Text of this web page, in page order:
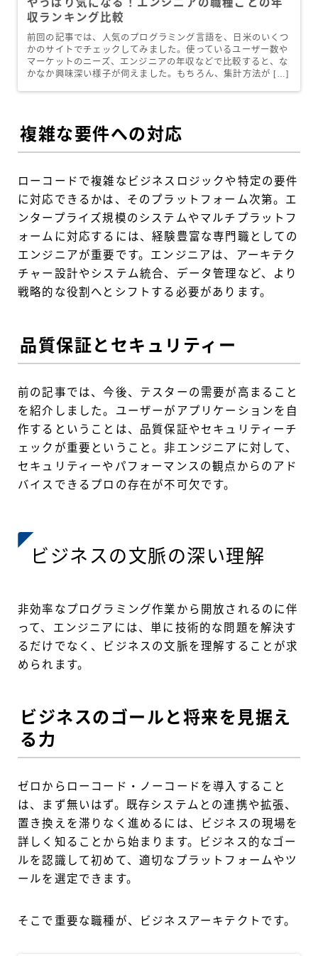
やっぱり気になる！エンジニアの職種ごとの年
収ランキング比較
前回の記事では、人気のプログラミング言語を、日米のいくつ
かのサイトでチェックしてみました。使っているユーザー数や
マーケットのニーズ、エンジニアの年収などで比較すると、な
かなか興味深い様子が伺えました。もちろん、集計方法が […]
複雑な要件への対応
ローコードで複雑なビジネスロジックや特定の要件
に対応できるかは、そのプラットフォーム次第。エ
ンタープライズ規模のシステムやマルチプラットフ
ォームに対応するには、経験豊富な専門職としての
エンジニアが重要です。エンジニアは、アーキテク
チャー設計やシステム統合、データ管理など、より
戦略的な役割へとシフトする必要があります。
品質保証とセキュリティー
前の記事では、今後、テスターの需要が高まること
を紹介しました。ユーザーがアプリケーションを自
作するということは、品質保証やセキュリティーチ
ェックが重要ということ。非エンジニアに対して、
セキュリティーやパフォーマンスの観点からのアド
バイスできるプロの存在が不可欠です。
ビジネスの文脈の深い理解
非効率なプログラミング作業から開放されるのに伴
って、エンジニアには、単に技術的な問題を解決す
るだけでなく、ビジネスの文脈を理解することが求
められます。
ビジネスのゴールと将来を見据え
る力
ゼロからローコード・ノーコードを導入すること
は、まず無いはず。既存システムとの連携や拡張、
置き換えを滞りなく進めるには、ビジネスの現場を
詳しく知ることから始まります。ビジネス的なゴー
ルを認識して初めて、適切なプラットフォームやツ
ールを選定できます。
そこで重要な職種が、ビジネスアーキテクトです。